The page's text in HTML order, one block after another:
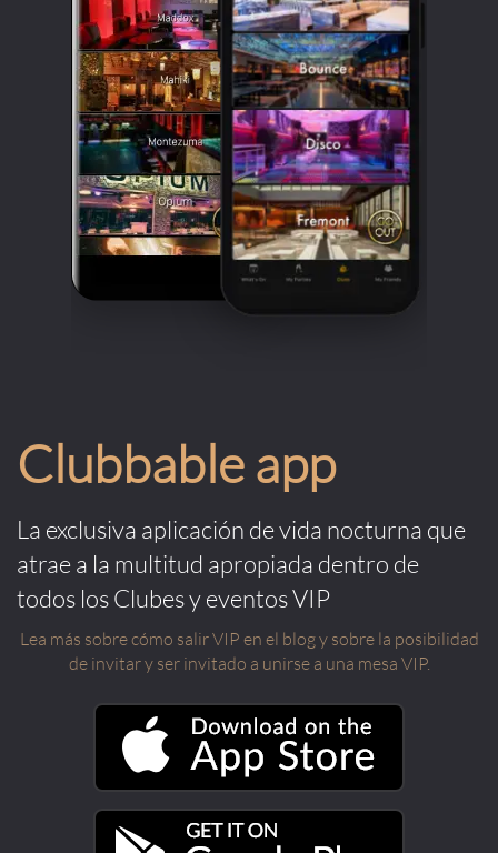
Clubbable app
La exclusiva aplicación de vida nocturna que
atrae a la multitud apropiada dentro de
todos los Clubes y eventos VIP
Lea más sobre cómo salir VIP en el blog y sobre la posibilidad
de invitar y ser invitado a unirse a una mesa VIP.